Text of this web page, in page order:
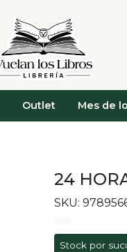
Outlet Mes de
24
SKU:
Stock por